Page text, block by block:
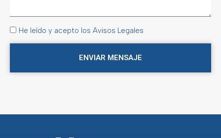
He leído y acepto los Avisos Legales
ENVIAR MENSAJE